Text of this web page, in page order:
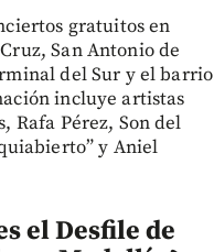
gratuitos en
San Antonio de
del Sur y el barrio
incluye artistas
Rafa Pérez, Son del
y Aniel
el Desfile de